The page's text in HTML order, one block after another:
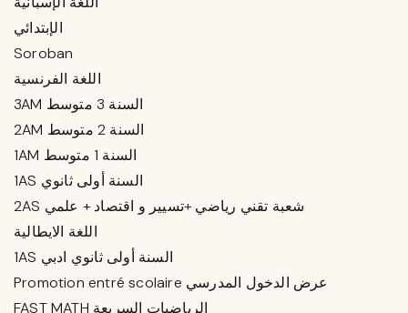
الإبتدائي
Soroban
اللغة الفرنسية
3AM السنة 3 متوسط
2AM السنة 2 متوسط
1AM السنة 1 متوسط
1AS السنة أولى ثانوي
2AS شعبة تقني رياضي +تسيير و اقتصاد + علمي
اللغة الايطالية
1AS السنة أولى ثانوي ادبي
Promotion entré scolaire عرض الدخول المدرسي
FAST MATH الرياضيات السريعة